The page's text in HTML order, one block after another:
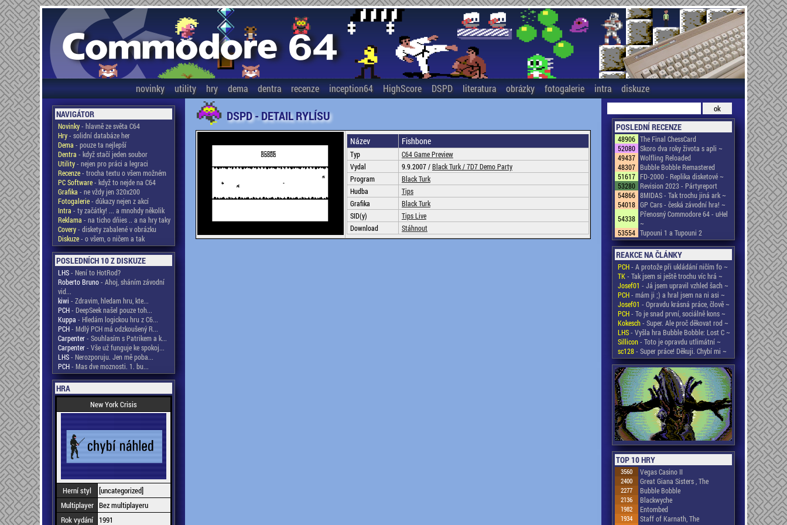
novinky utility hry dema dentra recenze inception64 HighScore DSPD literatura obrázky fotogalerie intra diskuze
NAVIGÁTOR
Novinky- hlavně ze světa C64
Hry- solidní databáze her
Dema - pouze ta nejlepší
Dentra - když stačí jeden soubor
Utility- nejen pro práci a legraci
Recenze- trocha textu o všem možném
PC Software- když to nejde na C64
Grafika - ne vždy jen 320x200
Fotogalerie- důkazy nejen z akcí
Intra - ty začátky! ... a mnohdy několik
Reklama - na ticho dňies .. a na hry taky
Covery- diskety zabalené v obrázku
Diskuze- o všem, o ničem a tak
POSLEDNÍCH 10 Z DISKUZE
LHS- Není to HotRod?
Roberto Bruno- Ahoj, sháním závodní
vid...
kiwi - Zdravim, hledam hru, kte...
PCH- DeepSeek našel pouze toh...
Kuppa - Hledám logickou hru z C6...
PCH- Mdlý PCH má odzkoušený R...
Carpenter- Souhlasím s Patrikem a k...
Carpenter- Vše už funguje ke spokoj...
LHS- Nerozporuju. Jen mě poba...
PCH- Mas dve moznosti. 1. bu...
HRA
New York Crisis
Herní styl
[uncategorized]
Multiplayer Bez multiplayeru
Rok vydání
1991
DSPD - DETAIL RYLÍSU
Název Fishbone
Typ
C64 Game Preview
Vydal
9.9.2007 /Black Turk /7D7 Demo Party
Program
Black Turk
Hudba
Tips
Grafika
Black Turk
SID(y)
Tips Live
Download
Stáhnout
POSLEDNÍ RECENZE
48906 The Final ChessCard
52080 Skoro dva roky života s apli ~
49437 Wolfling Reloaded
48307 Bubble Bobble Remastered
51617 FD-2000 - Replika disketové ~
53280 Revision 2023 - Pártyreport
54866 8MIDAS - Tak trochu jiná ark ~
54018 GP Cars - česká závodní hra! ~
54338 Přenosný Commodore 64 - uHel
~
53554 Tupouni 1 a Tupouni 2
REAKCE NA ČLÁNKY
PCH- A protože při ukládání ničím fo ~
TK- Tak jsem si ještě trochu víc hrá ~
Josef01 - Já jsem upravil vzhled šach ~
PCH- mám ji ;) a hral jsem na ni asi ~
Josef01 - Opravdu krásná práce, člově ~
PCH- To je snad první, sociálně kons ~
Kokesch- Super. Ale proč děkovat rod ~
LHS- Vyšla hra Bubble Bobble: Lost C ~
Sillicon- Toto je opravdu utlimátní ~
sc128- Super práce! Děkuji. Chybí mi ~
TOP 10 HRY
3560 Vegas Casino II
2400 Great Giana Sisters , The
2277 Bubble Bobble
2136 Blackwyche
1982 Entombed
1934 Staff of Karnath, The